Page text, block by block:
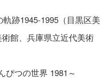
跡1945-1995（目黒区美
館、兵庫県立近代美術
つの世界 1981～